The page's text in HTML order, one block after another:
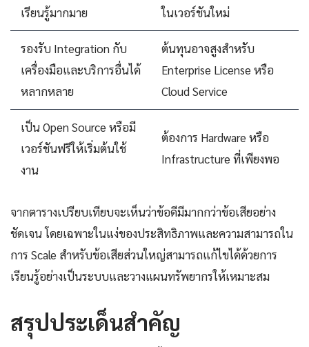
เรียนรู้มากมาย
ในเวอร์ชันใหม่
รองรับ Integration กับ
เครื่องมือและบริการอื่นได้
หลากหลาย
ต้นทุนอาจสูงสำหรับ
Enterprise License หรือ
Cloud Service
เป็น Open Source หรือมี
เวอร์ชันฟรีให้เริ่มต้นใช้
งาน
ต้องการ Hardware หรือ
Infrastructure ที่เพียงพอ
จากตารางเปรียบเทียบจะเห็นว่าข้อดีมีมากกว่าข้อเสียอย่าง
ชัดเจน โดยเฉพาะในแง่ของประสิทธิภาพและความสามารถใน
การ Scale สำหรับข้อเสียส่วนใหญ่สามารถแก้ไขได้ด้วยการ
เรียนรู้อย่างเป็นระบบและวางแผนทรัพยากรให้เหมาะสม
สรุปประเด็นสำคัญ